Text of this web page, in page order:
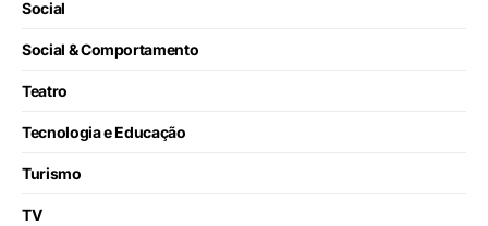
Social
Social & Comportamento
Teatro
Tecnologia e Educação
Turismo
TV